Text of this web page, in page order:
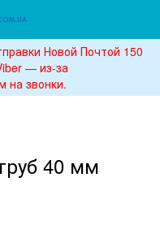
Новой Почтой 150
— из-за
на звонки.
40 мм